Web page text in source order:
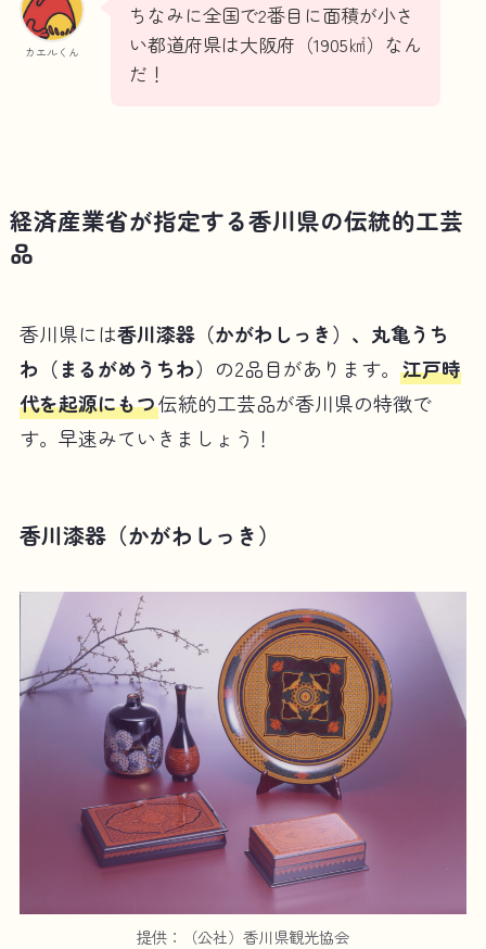
カエルくん
ちなみに全国で2番目に面積が小さ
い都道府県は大阪府（1905㎢）なん
だ！
経済産業省が指定する香川県の伝統的工芸
品
香川県には香川漆器（かがわしっき）、丸亀うち
わ（まるがめうちわ） の2品目があります。 江戸時
代を起源にもつ伝統的工芸品が香川県の特徴で
す。早速みていきましょう！
香川漆器（かがわしっき）
提供：（公社）香川県観光協会